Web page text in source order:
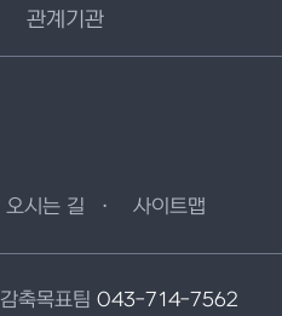
관계기관
오시는 길 사이트맵
감축목표팀 043-714-7562